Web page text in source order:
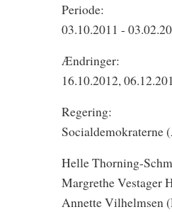
Periode:
03.10.2011 -
Ændringer:
16.10.2012,
Regering:
Socialdemokraterne
Helle Thorning-
Margrethe Vestager
Annette Vilhelmsen